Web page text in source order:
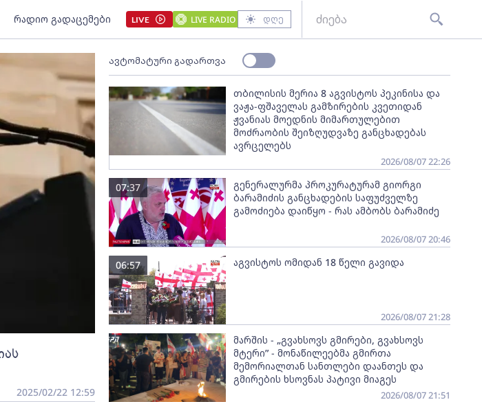
რადიო გადაცემები LIVE LIVE RADIO დღე
2025/02/22 12:59
ავტომატური გადართვა
თბილისის მერია 8 აგვისტოს პეკინისა და
ვაჟა-ფშაველას გამზირების კვეთიდან
ჟვანიას მოედნის მიმართულებით
მოძრაობის შეიზღუდვაზე განცხადებას
ავრცელებს
2026/08/07 22:26
გენერალურმა პროკურატურამ გიორგი
ბარამიძის განცხადების საფუძველზე
გამოძიება დაიწყო - რას ამბობს ბარამიძე
07:37
2026/08/07 20:46
აგვისტოს ომიდან 18 წელი გავიდა
06:57
2026/08/07 21:28
მარშის - „გვახსოვს გმირები, გვახსოვს
მტერი” - მონაწილეებმა გმირთა
მემორიალთან სანთლები დაანთეს და
გმირების ხსოვნას პატივი მიაგეს
2026/08/07 21:51